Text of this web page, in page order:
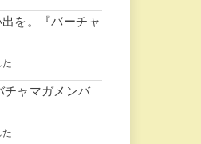
を。『バーチャ
チャマガメンバ